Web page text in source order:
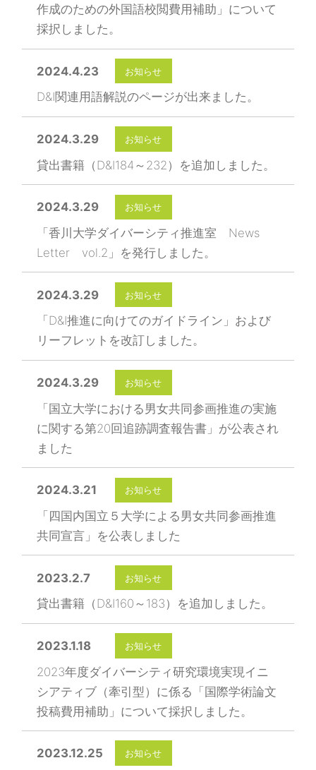
作成のための外国語校閲費用補助」について
採択しました。
2024.4.23 お知らせ
D&I関連用語解説のページが出来ました。
2024.3.29 お知らせ
貸出書籍（D&I184～232）を追加しました。
2024.3.29 お知らせ
「香川大学ダイバーシティ推進室 News
Letter vol.2」を発行しました。
2024.3.29 お知らせ
「D&I推進に向けてのガイドライン」および
リーフレットを改訂しました。
2024.3.29 お知らせ
「国立大学における男女共同参画推進の実施
に関する第20回追跡調査報告書」が公表され
ました
2024.3.21 お知らせ
「四国内国立５大学による男女共同参画推進
共同宣言」を公表しました
2023.2.7 お知らせ
貸出書籍（D&I160～183）を追加しました。
2023.1.18 お知らせ
2023年度ダイバーシティ研究環境実現イニ
シアティブ（牽引型）に係る「国際学術論文
投稿費用補助」について採択しました。
2023.12.25 お知らせ